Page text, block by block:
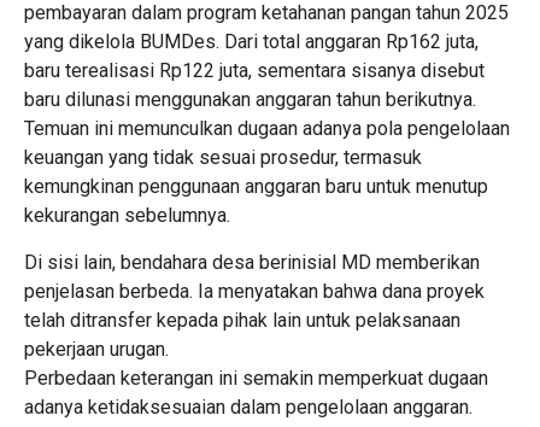
pembayaran dalam program ketahanan pangan tahun 2025
yang dikelola BUMDes. Dari total anggaran Rp162 juta,
baru terealisasi Rp122 juta, sementara sisanya disebut
baru dilunasi menggunakan anggaran tahun berikutnya.
Temuan ini memunculkan dugaan adanya pola pengelolaan
keuangan yang tidak sesuai prosedur, termasuk
kemungkinan penggunaan anggaran baru untuk menutup
kekurangan sebelumnya.
Di sisi lain, bendahara desa berinisial MD memberikan
penjelasan berbeda. Ia menyatakan bahwa dana proyek
telah ditransfer kepada pihak lain untuk pelaksanaan
pekerjaan urugan.
Perbedaan keterangan ini semakin memperkuat dugaan
adanya ketidaksesuaian dalam pengelolaan anggaran.